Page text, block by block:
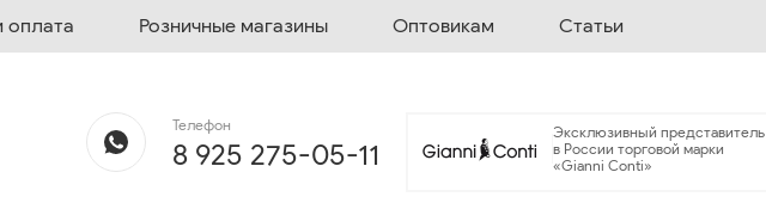
оплата Розничные магазины Оптовикам Статьи
Телефон
8 925 275-05-11
Эксклюзивный представитель
в России торговой марки
«Gianni Conti»